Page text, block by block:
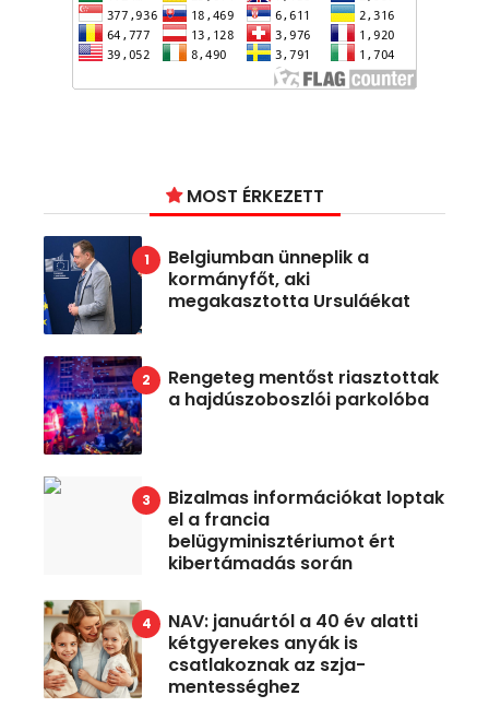
MOST ÉRKEZETT
Belgiumban ünneplik a
kormányfőt, aki
megakasztotta Ursuláékat
Rengeteg mentőst riasztottak
a hajdúszoboszlói parkolóba
Bizalmas információkat loptak
el a francia
belügyminisztériumot ért
kibertámadás során
NAV: januártól a 40 év alatti
kétgyerekes anyák is
csatlakoznak az szja-
mentességhez